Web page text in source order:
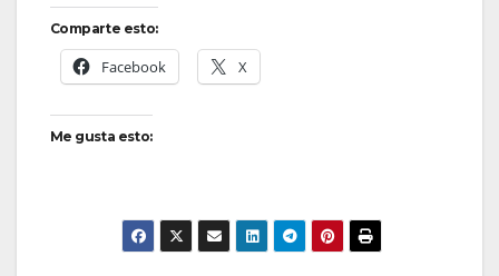
Comparte esto:
Facebook X
Me gusta esto: